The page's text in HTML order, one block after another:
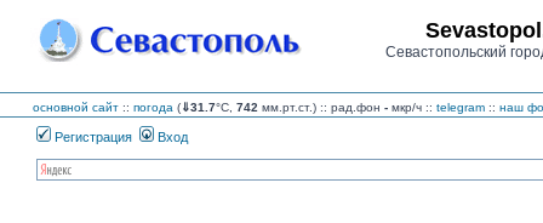
Севастопольский
основной сайт :: погода (⇓31.7°C, 742 мм.рт.ст.) :: рад.фон - мкр/ч :: telegram :: наш
Регистрация Вход